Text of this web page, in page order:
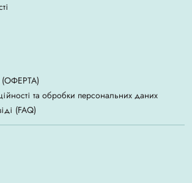
(ОФЕРТА)
та обробки персональних даних
(FAQ)